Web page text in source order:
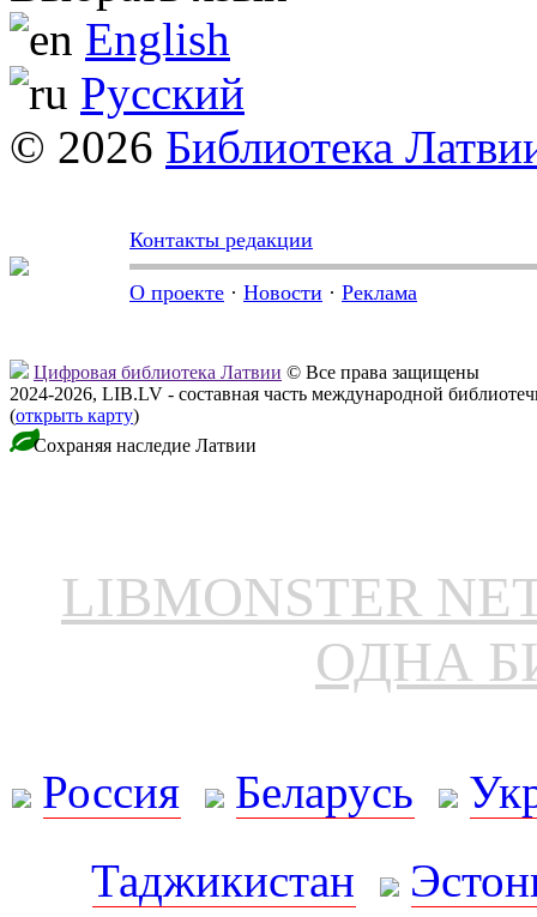
English
Русский
© 2026 Библиотека
Контакты редакции
О проекте · Новости · Реклама
Цифровая библиотека Латвии © Все права защищены
2024-2026, LIB.LV - составная часть международной
(открыть карту)
Сохраняя наследие Латвии
LIBMONSTER
ОДНА
Россия Беларусь
Таджикистан